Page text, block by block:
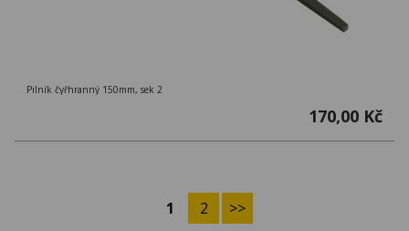
Pilník čyřhranný 150mm, sek 2
170,00 Kč
1 2 >>